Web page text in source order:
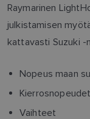
Raymarinen
julkistamisen
kattavasti Suzuki
Nopeus maan
Kierrosnopeudet
Vaihteet